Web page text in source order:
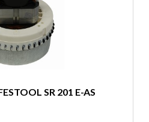
SR 201 E-AS